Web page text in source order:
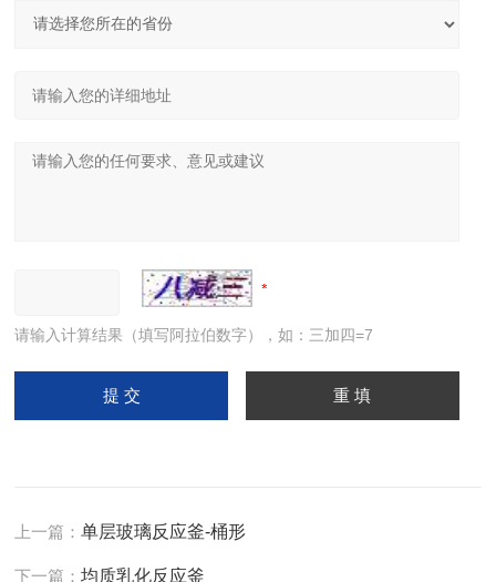
请输入计算结果（填写阿拉伯数字），如：三加四=7
上一篇：单层玻璃反应釜-桶形
下一篇：均质乳化反应釜